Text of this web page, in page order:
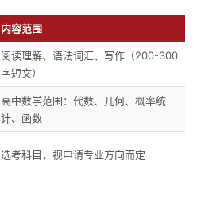
内容范围
阅读理解、语法词汇、写作（200-300
字短文）
高中数学范围：代数、几何、概率统
计、函数
选考科目，视申请专业方向而定